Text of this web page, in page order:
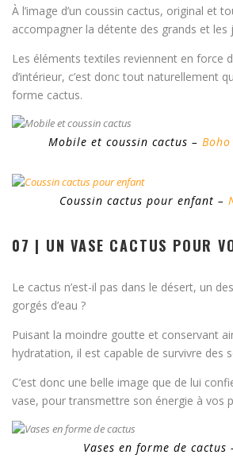
À l’image d’un coussin cactus, original et
accompagner la détente des grands et les
Les éléments textiles reviennent en force
d’intérieur, c’est donc tout naturellement
forme cactus.
Mobile et coussin cactus –
Coussin cactus pour enfant –
07 | UN VASE CACTUS POUR
Le cactus n’est-il pas dans le désert, un
gorgés d’eau ?
Puisant la moindre goutte et conservant
hydratation, il est capable de survivre des
C’est donc une belle image que de lui
vase, pour transmettre son énergie à vos
Vases en forme de cactus